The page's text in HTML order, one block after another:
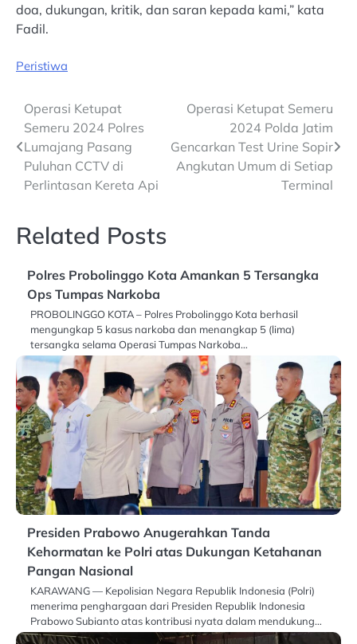
doa, dukungan, kritik, dan saran kepada kami,” kata
Fadil.
Peristiwa
Post
navigation
Operasi Ketupat
Semeru 2024 Polres
Lumajang Pasang
Puluhan CCTV di
Perlintasan Kereta Api
Operasi Ketupat Semeru
2024 Polda Jatim
Gencarkan Test Urine Sopir
Angkutan Umum di Setiap
Terminal
Related Posts
Polres Probolinggo Kota Amankan 5 Tersangka
Ops Tumpas Narkoba
PROBOLINGGO KOTA – Polres Probolinggo Kota berhasil
mengungkap 5 kasus narkoba dan menangkap 5 (lima)
tersangka selama Operasi Tumpas Narkoba…
Presiden Prabowo Anugerahkan Tanda
Kehormatan ke Polri atas Dukungan Ketahanan
Pangan Nasional
KARAWANG — Kepolisian Negara Republik Indonesia (Polri)
menerima penghargaan dari Presiden Republik Indonesia
Prabowo Subianto atas kontribusi nyata dalam mendukung…